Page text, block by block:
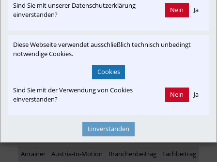
Newslink: Klicken Sie hier um auf den externen Artikel von
oekonews.at
zu gelangen.
(Neuer Tab wird geöffnet)
Anrainer Austria-In-Motion Branchenbeitrag
Fachbeitrag
Sind Sie mit unserer Datenschutzerklärung
einverstanden?
Nein Ja
Diese Webseite verwendet ausschließlich technisch unbedingt
notwendige Cookies.
Cookies
Sind Sie mit der Verwendung von Cookies
einverstanden?
Nein Ja
Einverstanden